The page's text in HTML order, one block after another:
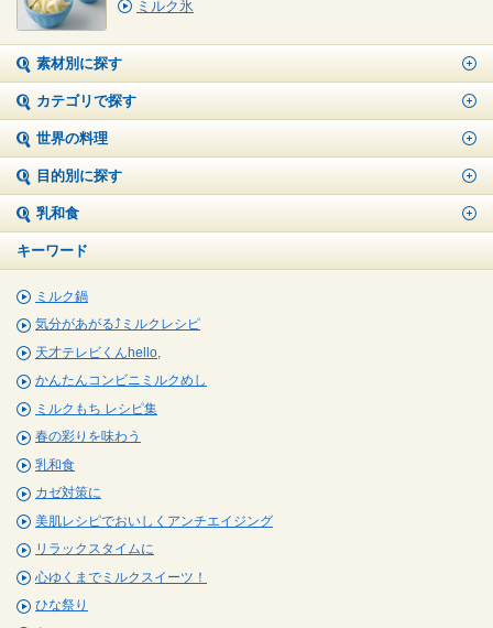
ミルク氷
素材別に探す
カテゴリで探す
世界の料理
目的別に探す
乳和食
キーワード
ミルク鍋
気分があがる⤴ミルクレシピ
天才テレビくんhello,
かんたんコンビニミルクめし
ミルクもち レシピ集
春の彩りを味わう
乳和食
カゼ対策に
美肌レシピでおいしくアンチエイジング
リラックスタイムに
心ゆくまでミルクスイーツ！
ひな祭り